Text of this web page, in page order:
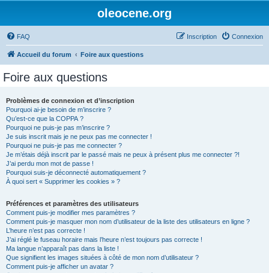
oleocene.org
FAQ Connexion
Inscription
Accueil du forum Foire aux questions
Foire aux questions
Problèmes de connexion et d’inscription
Pourquoi ai-je besoin de m’inscrire ?
Qu’est-ce que la COPPA ?
Pourquoi ne puis-je pas m’inscrire ?
Je suis inscrit mais je ne peux pas me connecter !
Pourquoi ne puis-je pas me connecter ?
Je m’étais déjà inscrit par le passé mais ne peux à présent plus me connecter ?!
J’ai perdu mon mot de passe !
Pourquoi suis-je déconnecté automatiquement ?
À quoi sert « Supprimer les cookies » ?
Préférences et paramètres des utilisateurs
Comment puis-je modifier mes paramètres ?
Comment puis-je masquer mon nom d’utilisateur de la liste des utilisateurs en ligne ?
L’heure n’est pas correcte !
J’ai réglé le fuseau horaire mais l’heure n’est toujours pas correcte !
Ma langue n’apparaît pas dans la liste !
Que signifient les images situées à côté de mon nom d’utilisateur ?
Comment puis-je afficher un avatar ?